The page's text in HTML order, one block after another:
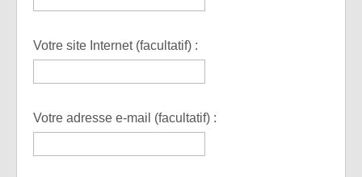
Votre site Internet (facultatif) :
Votre adresse e-mail (facultatif) :